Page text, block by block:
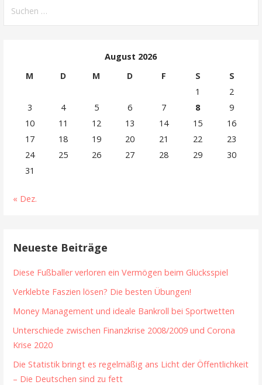
nach:
August 2026
M
D M D F S
S
1
2
3
4 5 6 7 8
9
10
11 12 13 14 15
16
17
18 19 20 21 22
23
24
25 26 27 28 29
30
31
« Dez.
Neueste Beiträge
Diese Fußballer verloren ein Vermögen beim Glücksspiel
Verklebte Faszien lösen? Die besten Übungen!
Money Management und ideale Bankroll bei Sportwetten
Unterschiede zwischen Finanzkrise 2008/2009 und Corona
Krise 2020
Die Statistik bringt es regelmäßig ans Licht der Öffentlichkeit
– Die Deutschen sind zu fett